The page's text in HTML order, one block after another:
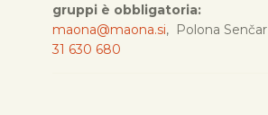
gruppi è obbligatoria:
maona@maona.si, Polona Senčar
31 630 680